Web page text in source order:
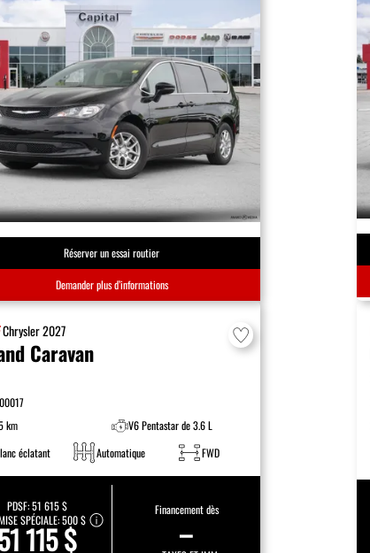
Réserver un essai routier
Demander plus d’informations
Chrysler2027
Caravan
km
V6 Pentastar de 3.6 L
éclatant
Automatique FWD
PDSF:51 615 $
SPÉCIALE:500 $
115 $
Financement dès
–